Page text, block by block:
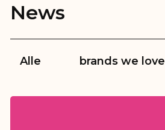
News
Alle brands we love